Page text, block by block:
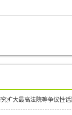
扩大最高法院等争议性